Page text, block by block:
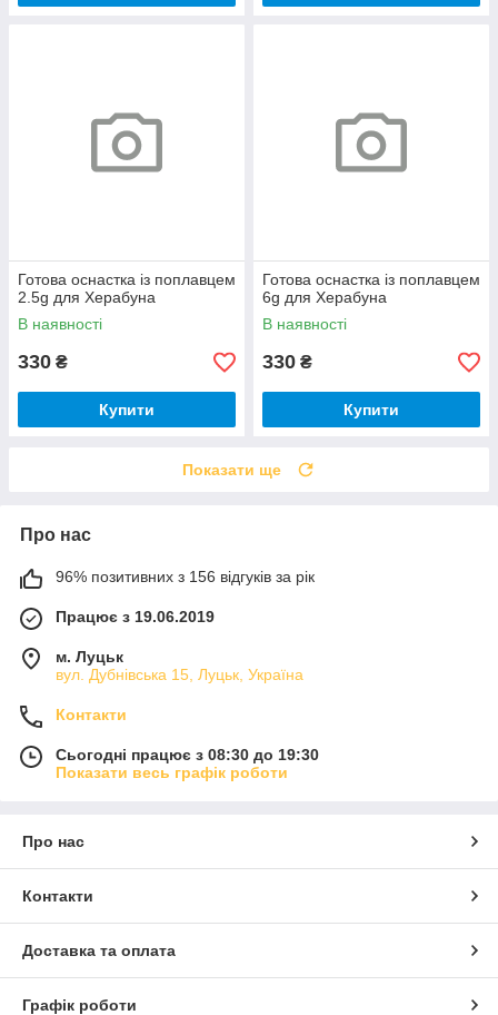
Готова оснастка із поплавцем
2.5g для Херабуна
В наявності
330 ₴
Купити
Готова оснастка із поплавцем
6g для Херабуна
В наявності
330 ₴
Купити
Показати ще
Про нас
96% позитивних з 156 відгуків за рік
Працює з 19.06.2019
м. Луцьк
вул. Дубнівська 15, Луцьк, Україна
Контакти
Сьогодні працює з 08:30 до 19:30
Показати весь графік роботи
Про нас
Контакти
Доставка та оплата
Графік роботи